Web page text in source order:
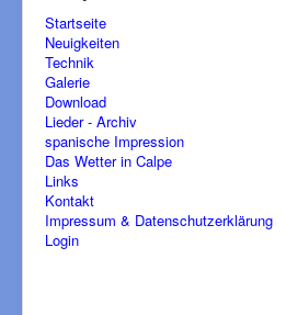
Startseite
Neuigkeiten
Technik
Galerie
Download
Lieder - Archiv
spanische Impression
Das Wetter in Calpe
Links
Kontakt
Impressum & Datenschutzerklärung
Login